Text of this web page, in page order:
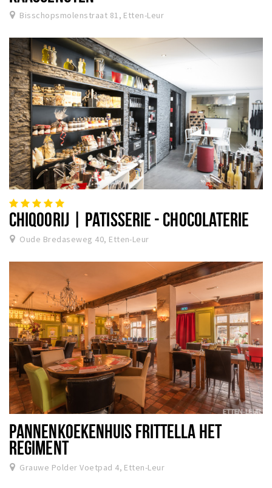
Bisschopsmolenstraat 81, Etten-Leur
CHIQOORIJ | PATISSERIE - CHOCOLATERIE
Oude Bredaseweg 40, Etten-Leur
PANNENKOEKENHUIS FRITTELLA HET
REGIMENT
Grauwe Polder Voetpad 4, Etten-Leur